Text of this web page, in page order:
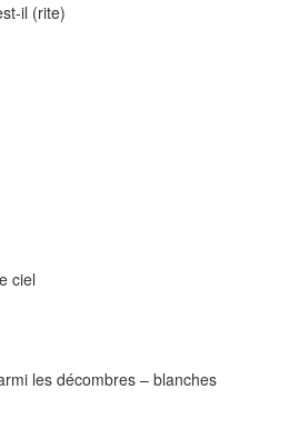
il (rite)
ciel
les décombres – blanches